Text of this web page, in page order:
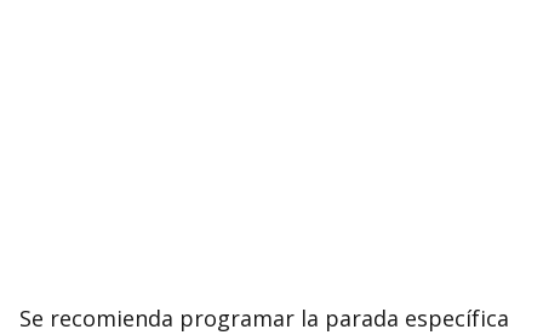
Se recomienda programar la parada específica